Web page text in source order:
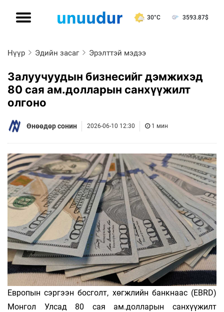
30°C 3593.87$
Нүүр Эдийн засаг Эрэлттэй мэдээ
Залуучуудын бизнесийг дэмжихэд
80 сая ам.долларын санхүүжилт
олгоно
Өнөөдөр сонин 2026-06-10 12:30 1 мин
Европын сэргээн босголт, хөгжлийн банкнаас (EBRD)
Монгол Улсад 80 сая ам.долларын санхүүжилт